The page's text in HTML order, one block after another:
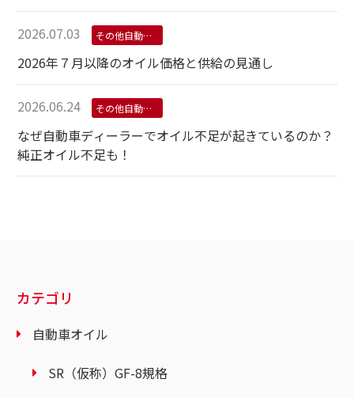
2026.07.03 その他自動車用オイル
2026年７月以降のオイル価格と供給の見通し
2026.06.24 その他自動車用オイル
なぜ自動車ディーラーでオイル不足が起きているのか？
純正オイル不足も！
カテゴリ
自動車オイル
SR（仮称）GF-8規格